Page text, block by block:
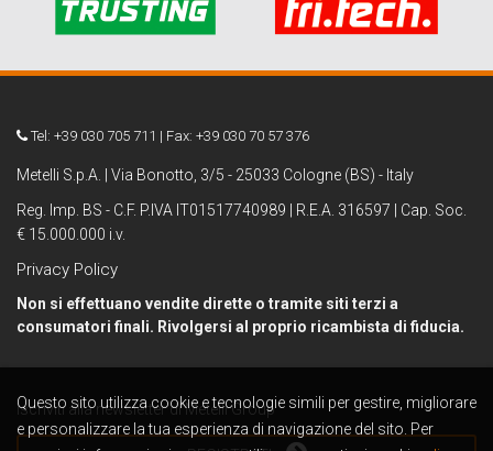
Tel: +39 030 705 711 | Fax: +39 030 70 57 376
Metelli S.p.A. | Via Bonotto, 3/5 - 25033 Cologne (BS) - Italy
Reg. Imp. BS - C.F. P.IVA IT01517740989 | R.E.A. 316597 | Cap. Soc.
€ 15.000.000 i.v.
Privacy Policy
Non si effettuano vendite dirette o tramite siti terzi a
consumatori finali. Rivolgersi al proprio ricambista di fiducia.
Iscriviti alla newsletter di Metelli Group
Questo sito utilizza cookie e tecnologie simili per gestire, migliorare
e personalizzare la tua esperienza di navigazione del sito. Per